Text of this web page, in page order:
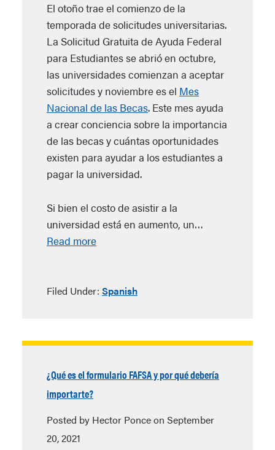
El otoño trae el comienzo de la
temporada de solicitudes universitarias.
La Solicitud Gratuita de Ayuda Federal
para Estudiantes se abrió en octubre,
las universidades comienzan a aceptar
solicitudes y noviembre es el Mes
Nacional de las Becas. Este mes ayuda
a crear conciencia sobre la importancia
de las becas y cuántas oportunidades
existen para ayudar a los estudiantes a
pagar la universidad.
Si bien el costo de asistir a la
universidad está en aumento, un…
Read more
Filed Under: Spanish
¿Qué es el formulario FAFSA y por qué debería
importarte?
Posted by Hector Ponce on September
20, 2021